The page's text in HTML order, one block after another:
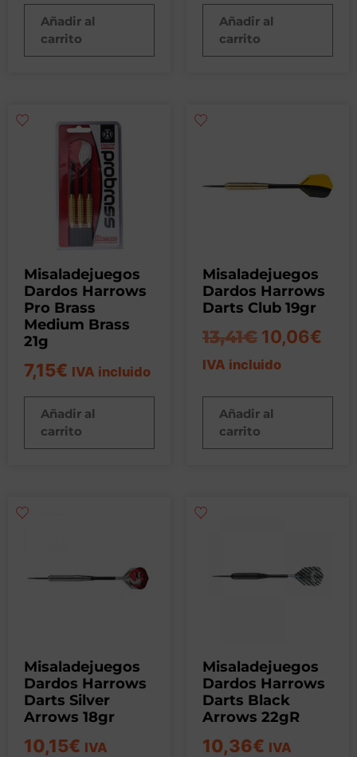
Añadir al
carrito
Añadir al
carrito
Misaladejuegos
Dardos Harrows
Pro Brass
Medium Brass
21g
7,15€ IVA incluido
Añadir al
carrito
Misaladejuegos
Dardos Harrows
Darts Club 19gr
13,41€ 10,06€
IVA incluido
Añadir al
carrito
Misaladejuegos
Dardos Harrows
Darts Silver
Arrows 18gr
10,15€ IVA
Misaladejuegos
Dardos Harrows
Darts Black
Arrows 22gR
10,36€ IVA